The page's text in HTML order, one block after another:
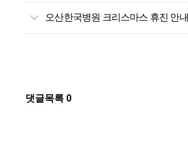
오산한국병원 크리스마스 휴진 안내
댓글목록 0